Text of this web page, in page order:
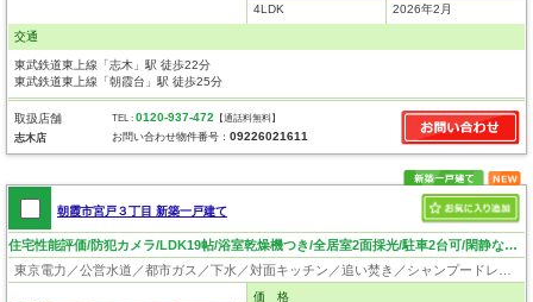
4LDK 2026年2月
交通
東武鉄道東上線「志木」駅 徒歩22分
東武鉄道東上線「朝霞台」駅 徒歩25分
取扱店舗
志木店
TEL :0120-937-472 【通話料無料】
お問い合わせ物件番号：09226021611
朝霞市宮戸３丁目 新築一戸建て
住宅性能評価/防犯カメラ/LDK19帖/浴室乾燥機つき/全居室2面採光/駐車2台可/閑静な住宅地
価 格